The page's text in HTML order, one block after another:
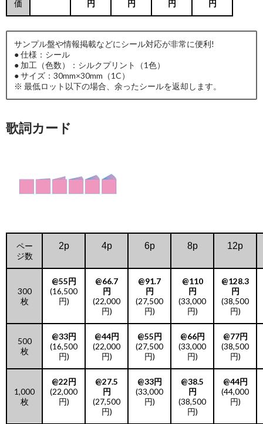
価
円
円
円
円
サンプル盤や情報掲載などにシール対応が非常に便利!
● 仕様：シール
● 加工（色数）：シルクプリント（1色）
● サイズ：30mm×30mm（1C）
※ 最低ロット以下の場合、余ったシールを返却します。
歌詞カード
ペー
ジ数
2p 4p 6p 8p 12p
300
枚
@55円
(16,500
円)
@66.7
円
(22,000
円)
@91.7
円
(27,500
円)
@110
円
(33,000
円)
@128.3
円
(38,500
円)
500
枚
@33円
(16,500
円)
@44円
(22,000
円)
@55円
(27,500
円)
@66円
(33,000
円)
@77円
(38,500
円)
1,000
枚
@22円
(22,000
円)
@27.5
円
(27,500
円)
@33円
(33,000
円)
@38.5
円
(38,500
円)
@44円
(44,000
円)